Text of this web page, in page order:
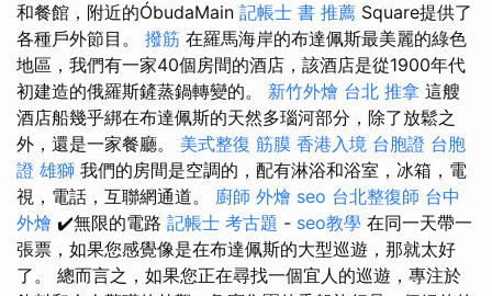
和餐館，附近的ÓbudaMain 記帳士 書 推薦 Square提供了
各種戶外節目。 撥筋 在羅馬海岸的布達佩斯最美麗的綠色
地區，我們有一家40個房間的酒店，該酒店是從1900年代
初建造的俄羅斯鏟蒸鍋轉變的。 新竹外燴 台北 推拿 這艘
酒店船幾乎綁在布達佩斯的天然多瑙河部分，除了放鬆之
外，還是一家餐廳。 美式整復 筋膜 香港入境 台胞證 台胞
證 雄獅 我們的房間是空調的，配有淋浴和浴室，冰箱，電
視，電話，互聯網通道。 廚師 外燴 seo 台北整復師 台中
外燴 ✔️無限的電路 記帳士 考古題 - seo教學 在同一天帶一
張票，如果您感覺像是在布達佩斯的大型巡遊，那就太好
了。 總而言之，如果您正在尋找一個宜人的巡遊，專注於